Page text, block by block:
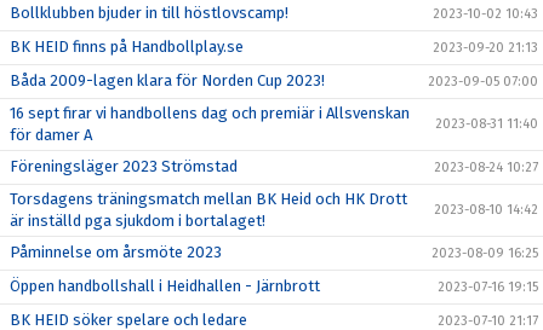
Bollklubben bjuder in till höstlovscamp! 2023-10-02 10:43
BK HEID finns på Handbollplay.se 2023-09-20 21:13
Båda 2009-lagen klara för Norden Cup 2023! 2023-09-05 07:00
16 sept firar vi handbollens dag och premiär i Allsvenskan
för damer A
2023-08-31 11:40
Föreningsläger 2023 Strömstad 2023-08-24 10:27
Torsdagens träningsmatch mellan BK Heid och HK Drott
är inställd pga sjukdom i bortalaget!
2023-08-10 14:42
Påminnelse om årsmöte 2023 2023-08-09 16:25
Öppen handbollshall i Heidhallen - Järnbrott 2023-07-16 19:15
BK HEID söker spelare och ledare 2023-07-10 21:17